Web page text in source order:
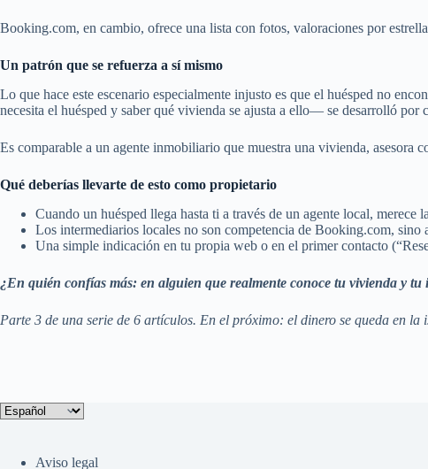
Booking.com, en cambio, ofrece una lista con fotos, valoraciones por
Un patrón que se refuerza a sí mismo
Lo que hace este escenario especialmente injusto es que el huésped no
necesita el huésped y saber qué vivienda se ajusta a ello— se desarrolló
Es comparable a un agente inmobiliario que muestra una vivienda, asesora
Qué deberías llevarte de esto como propietario
Cuando un huésped llega hasta ti a través de un agente local,
Los intermediarios locales no son competencia de Booking.com, sino
Una simple indicación en tu propia web o en el primer contacto
¿En quién confías más: en alguien que realmente conoce tu vivienda y
Parte 3 de una serie de 6 artículos. En el próximo: el dinero se queda en la
Elegir
un
Aviso legal